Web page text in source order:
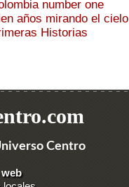
number one
años mirando el cielo
Historias
Centro